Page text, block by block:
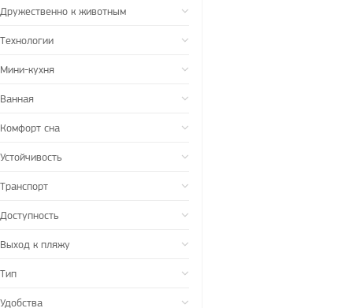
Дружественно к животным
Технологии
Мини-кухня
Ванная
Комфорт сна
Устойчивость
Транспорт
Доступность
Выход к пляжу
Тип
Удобства